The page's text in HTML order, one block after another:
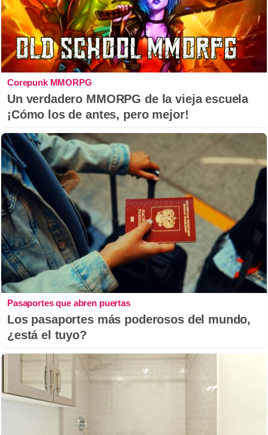
Corepunk MMORPG
Un verdadero MMORPG de la vieja escuela
¡Cómo los de antes, pero mejor!
Pasaportes que abren puertas
Los pasaportes más poderosos del mundo,
¿está el tuyo?